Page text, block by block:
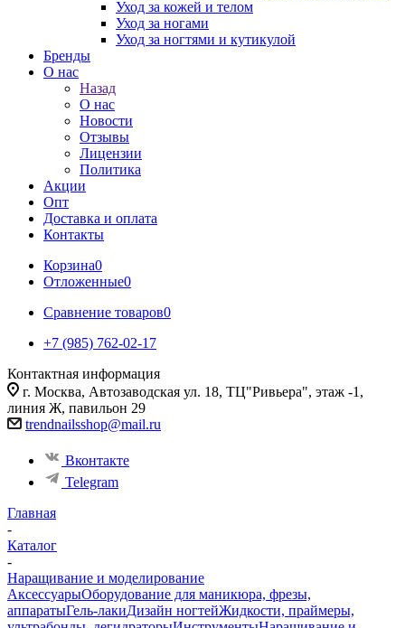
Уход за кожей и телом
Уход за ногами
Уход за ногтями и кутикулой
Бренды
О нас
Назад
О нас
Новости
Отзывы
Лицензии
Политика
Акции
Опт
Доставка и оплата
Контакты
Корзина0
Отложенные0
Сравнение товаров0
+7 (985) 762-02-17
Контактная информация
г. Москва, Автозаводская ул. 18, ТЦ"Ривьера", этаж -1,
линия Ж, павильон 29
trendnailsshop@mail.ru
Вконтакте
Telegram
Главная
-
Каталог
-
Наращивание и моделирование
АксессуарыОборудование для маникюра, фрезы,
аппаратыГель-лакиДизайн ногтейЖидкости, праймеры,